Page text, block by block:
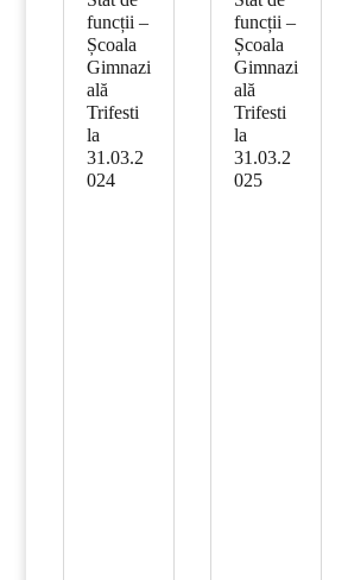
funcții –
Școala
Gimnazi
ală
Trifesti
la
31.03.2
024
funcții –
Școala
Gimnazi
ală
Trifesti
la
31.03.2
025